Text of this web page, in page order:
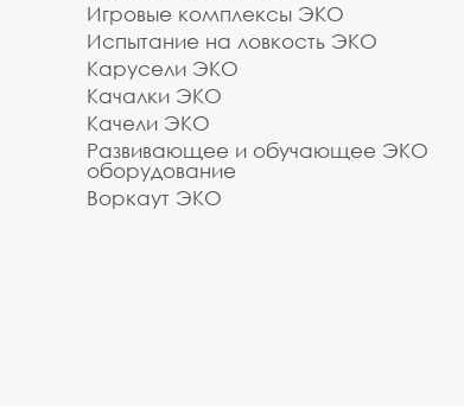
Игровые комплексы ЭКО
Испытание на ловкость ЭКО
Карусели ЭКО
Качалки ЭКО
Качели ЭКО
Развивающее и обучающее ЭКО
оборудование
Воркаут ЭКО